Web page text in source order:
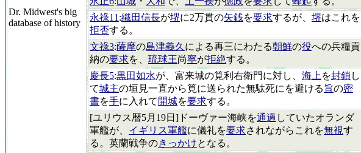
Dr. Midwest's big
database of history
永祿11 :織田信長が堺に2万貫の矢銭を要求するが、 堺はこれを
拒否する。
文祿3:薩摩の島津義久 による再三にわたる朝鮮の役への兵糧貢
納の要求を、 琉球王尚寧が拒絶する。
慶長5:黒田如水が、富来城の筧利右衛門に対し、 海上 を封鎖 し
て城主の垣見一直から筧に送られた無駄死にを避ける 旨の密
書を手に入れて 開城を要求する。
[ユリウス暦5月19日]ドーヴァー海峡を通過 していたオランダ
軍艦が、 イギリス軍艦に儀礼を要求されながらこれを無視す
る。英蘭戦争のきっかけとなる。